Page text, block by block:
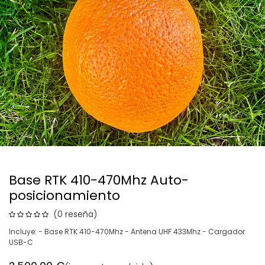
Base RTK 410-470Mhz Auto-
posicionamiento
(0 reseña)
Incluye: - Base RTK 410-470Mhz - Antena UHF 433Mhz - Cargador
USB-C